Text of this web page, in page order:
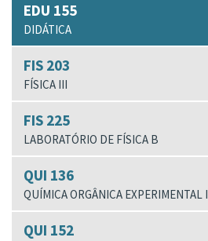
EDU 155
DIDÁTICA
FIS 203
FÍSICA III
FIS 225
LABORATÓRIO DE FÍSICA B
QUI 136
QUÍMICA ORGÂNICA EXPERIMENTAL I
QUI 152